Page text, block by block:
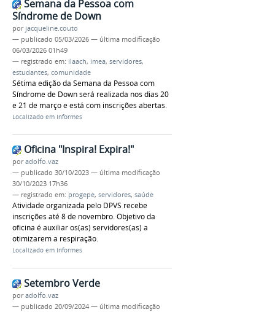
Semana da Pessoa com
Síndrome de Down
por jacqueline.couto
— publicado 05/03/2026 — última modificação
06/03/2026 01h49
— registrado em: ilaach, imea, servidores,
estudantes, comunidade
Sétima edição da Semana da Pessoa com
Síndrome de Down será realizada nos dias 20
e 21 de março e está com inscrições abertas.
Localizado em Informes
Oficina "Inspira! Expira!"
poradolfo.vaz
— publicado 30/10/2023 — última modificação
30/10/2023 17h36
— registrado em: progepe, servidores, saúde
Atividade organizada pelo DPVS recebe
inscrições até 8 de novembro. Objetivo da
oficina é auxiliar os(as) servidores(as) a
otimizarem a respiração.
Localizado em Informes
Setembro Verde
poradolfo.vaz
— publicado 20/09/2024 — última modificação